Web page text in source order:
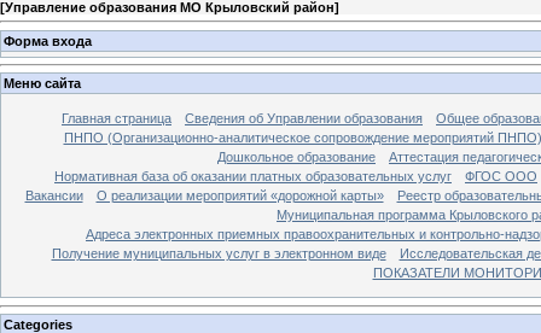
[Управление образования МО Крыловский район]
Форма входа
Меню сайта
Главная страница Сведения об Управлении образования
Общее
ПНПО (Организационно-аналитическое сопровождение мероприятий ПНПО)
Дошкольное образование
Аттестация
Нормативная база об оказании платных образовательных услуг
ФГОС ООО
Вакансии
О реализации мероприятий «дорожной карты»
Реестр
Муниципальная программа Крыловского
Адреса электронных приемных правоохранительных и контрольно-
Получение муниципальных услуг в электронном виде
Исследовательская
ПОКАЗАТЕЛИ
Categories